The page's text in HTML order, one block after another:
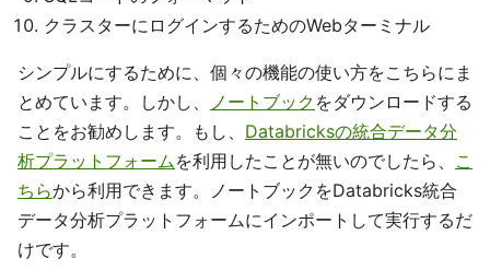
クラスターにログインするためのWebターミナル
シンプルにするために、個々の機能の使い方をこちらにま
とめています。しかし、
ノートブック をダウンロードする
ことをお勧めします。もし、 Databricksの統合データ分
析プラットフォームを利用したことが無いのでしたら、 こ
ちらから利用できます。ノートブックをDatabricks統合
データ分析プラットフォームにインポートして実行するだ
けです。